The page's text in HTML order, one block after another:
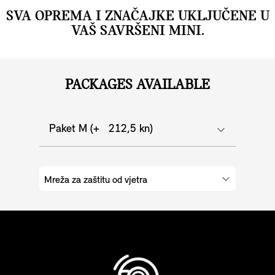
odabranom Experience Mode načinu rada. Opcijski
Head-up zaslon također se prilagođava načinu rada koji
SVA OPREMA I ZNAČAJKE UKLJUČENE U
VAŠ SAVRŠENI MINI.
PACKAGES AVAILABLE
Paket M (+ 212,5 kn)
Mreža za zaštitu od vjetra